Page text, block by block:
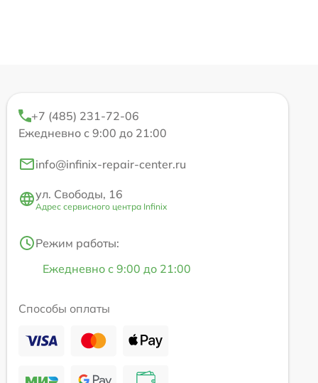
+7 (485) 231-72-06
Ежедневно с 9:00 до 21:00
info@infinix-repair-center.ru
ул. Свободы, 16
Адрес сервисного центра Infinix
Режим работы:
Ежедневно с 9:00 до 21:00
Способы оплаты